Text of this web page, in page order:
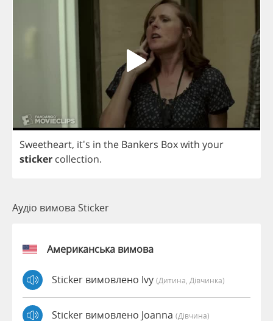
Sweetheart, it's in the Bankers Boxwith your
sticker collection.
Аудіо вимова Sticker
Американська вимова
Sticker вимовлено Ivy (дитина, Дівчинка)
Sticker вимовлено Joanna (дівчина)